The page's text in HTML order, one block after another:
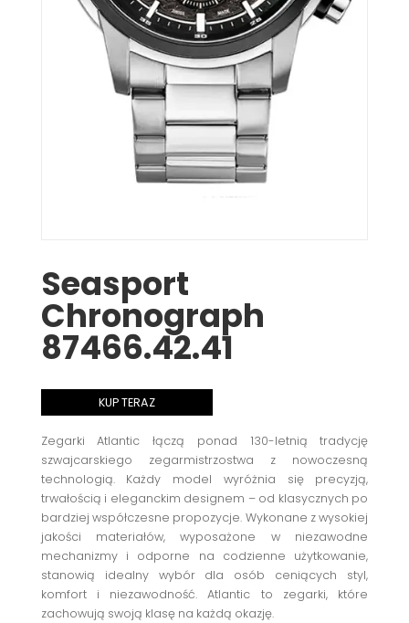
Seasport
Chronograph
87466.42.41
KUP TERAZ
Zegarki Atlantic łączą ponad 130-letnią tradycję
szwajcarskiego zegarmistrzostwa z nowoczesną
technologią. Każdy model wyróżnia się precyzją,
trwałością i eleganckim designem – od klasycznych po
bardziej współczesne propozycje. Wykonane z wysokiej
jakości materiałów, wyposażone w niezawodne
mechanizmy i odporne na codzienne użytkowanie,
stanowią idealny wybór dla osób ceniących styl,
komfort i niezawodność. Atlantic to zegarki, które
zachowują swoją klasę na każdą okazję.